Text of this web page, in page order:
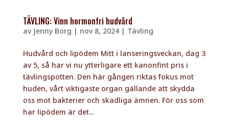
TÄVLING: Vinn hormonfri hudvård
av Jenny Borg | nov 8, 2024| Tävling
Hudvård och lipödem Mitt i lanseringsveckan, dag 3
av 5, så har vi nu ytterligare ett kanonfint pris i
tävlingspotten. Den här gången riktas fokus mot
huden, vårt viktigaste organ gällande att skydda
oss mot bakterier och skadliga ämnen. För oss som
har lipödem är det...